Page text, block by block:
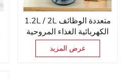
1.2L / 2L متعددة الوظائف
الكهربائية الغذاء المروحية
الخضار اللحوم يام باوندر
الثوم البصل القاطع
عرض المزيد